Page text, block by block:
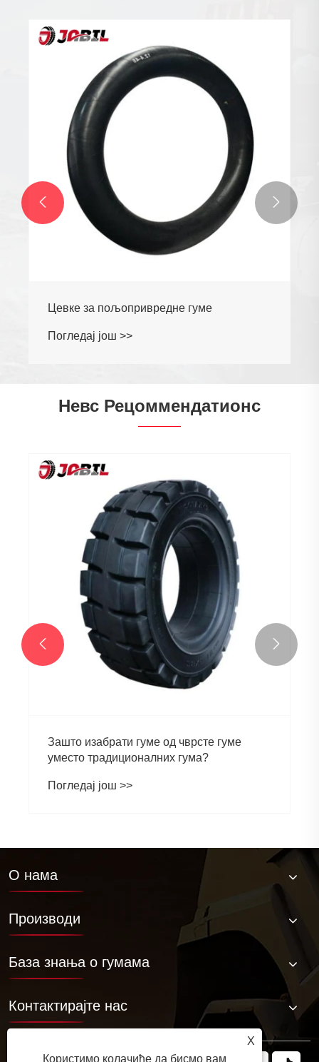
Цевке за пољопривредне гуме
Погледај још >>
 
Невс Рецоммендатионс
Зашто изабрати гуме од чврсте гуме
уместо традиционалних гума?
Погледај још >>
 
О нама
Производи
База знања о гумама
Контактирајте нас
X
Користимо колачиће да бисмо вам